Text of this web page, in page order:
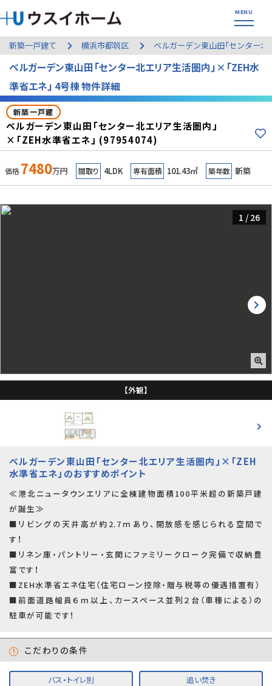
新築一戸建て 横浜市都筑区 ベルガーデン東山田「センター
ベルガーデン東山田「センター北エリア生活圏内」×「ZEH水
準省エネ」 4号棟 物件詳細
新築一戸建
ベルガーデン東山田「センター北エリア生活圏内」
×「ZEH水準省エネ」 (97954074)
価格 7480万円 間取り 4LDK 専有面積 101.43㎡ 築年数 新築
【外観】
1 / 26
ベルガーデン東山田「センター北エリア生活圏内」×「ZEH
水準省エネ」のおすすめポイント
≪港北ニュータウンエリアに全棟建物面積100平米超の新築戸建
が誕生≫
■リビングの天井高が約2.7ｍあり、開放感を感じられる空間で
す！
■リネン庫・パントリー・玄関にファミリークローク完備で収納豊
富です！
■ZEH水準省エネ住宅（住宅ローン控除・贈与税等の優遇措置有）
■前面道路幅員６ｍ以上、カースペース並列２台（車種による）の
駐車が可能です！
こだわりの条件
バス・トイレ別 追い焚き